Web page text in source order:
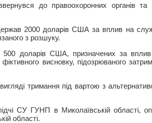
до правоохоронних органів та
2000 доларів США за вплив на
з розшуку.
доларів США, призначених за вплив
фіктивного висновку, підозрюваного
тримання під вартою з
СУ ГУНП в Миколаївській області,
області.